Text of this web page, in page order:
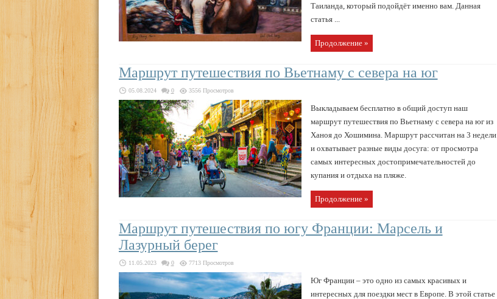
Таиланда, который подойдёт именно вам. Данная
статья ...
Продолжение »
Маршрут путешествия по Вьетнаму с севера на юг
05.08.2024 0 3556 Просмотров
Выкладываем бесплатно в общий доступ наш
маршрут путешествия по Вьетнаму с севера на юг из
Ханоя до Хошимина. Маршрут рассчитан на 3 недели
и охватывает разные виды досуга: от просмотра
самых интересных достопримечательностей до
купания и отдыха на пляже.
Продолжение »
Маршрут путешествия по югу Франции: Марсель и
Лазурный берег
11.05.2023 0 7713 Просмотров
Юг Франции – это одно из самых красивых и
интересных для поездки мест в Европе. В этой статье